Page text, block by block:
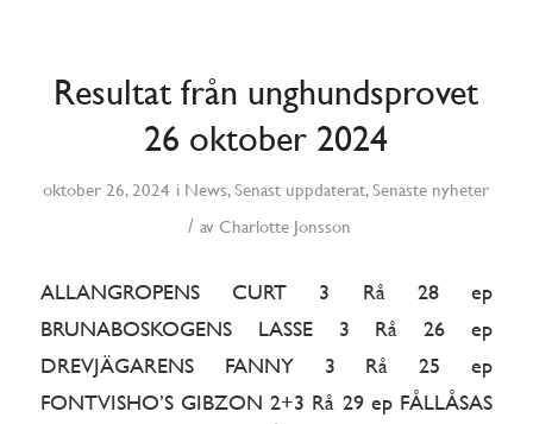
Resultat från unghundsprovet
26 oktober 2024
oktober 26, 2024 i News,Senast uppdaterat,Senaste nyheter
/ av Charlotte Jonsson
ALLANGROPENS CURT 3 Rå 28 ep
BRUNABOSKOGENS LASSE 3 Rå 26 ep
DREVJÄGARENS FANNY 3 Rå 25 ep
FONTVISHO’S GIBZON 2+3 Rå 29 ep FÅLLÅSAS